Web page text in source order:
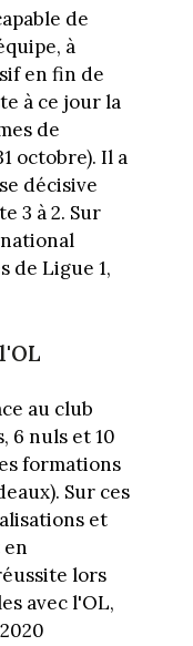
de
à
en fin de
à ce jour la
de
octobre). Il a
décisive
3 à 2. Sur
de Ligue 1,
au club
6 nuls et 10
formations
Sur ces
et
lors
avec l'OL,